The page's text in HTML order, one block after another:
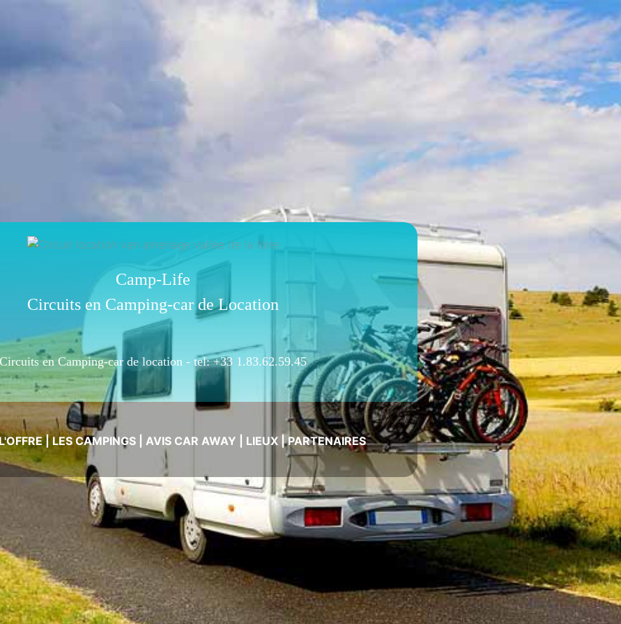
Camp-Life
Circuits en Camping-car de Location
Circuits en Camping-car de location - tel: +33 1.83.62.59.45
| LES CAMPINGS| AVIS CAR AWAY LIEUX|PARTENAIRES